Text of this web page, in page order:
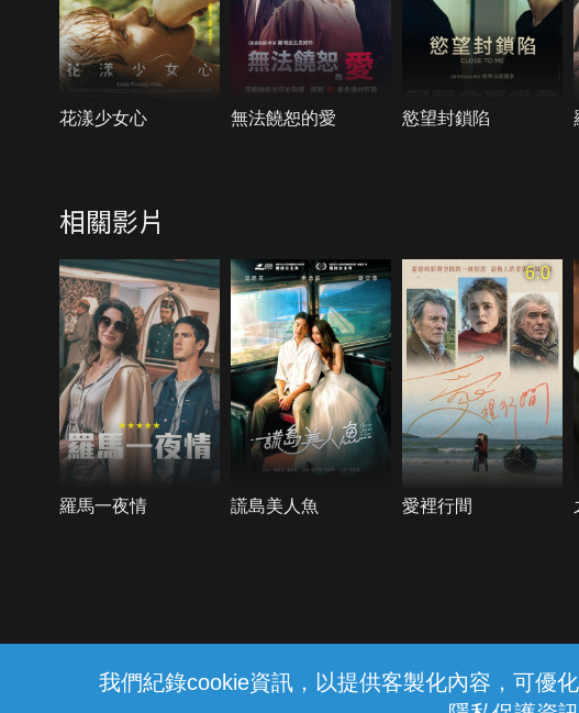
我們紀錄cookie資訊，以提供客製化內容，可優
花漾少女心 無法饒恕的愛 慾望封鎖陷
相關影片
羅馬一夜情 謊島美人魚
6.0
愛裡行間